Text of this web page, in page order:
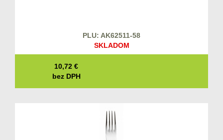
PLU: AK62511-58
SKLADOM
10,72 €
bez DPH